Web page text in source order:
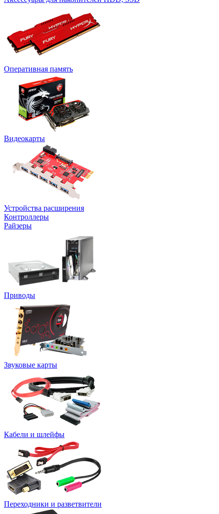
Оперативная память
Видеокарты
Устройства расширения
Контроллеры
Райзеры
Приводы
Звуковые карты
Кабели и шлейфы
Переходники и разветвители